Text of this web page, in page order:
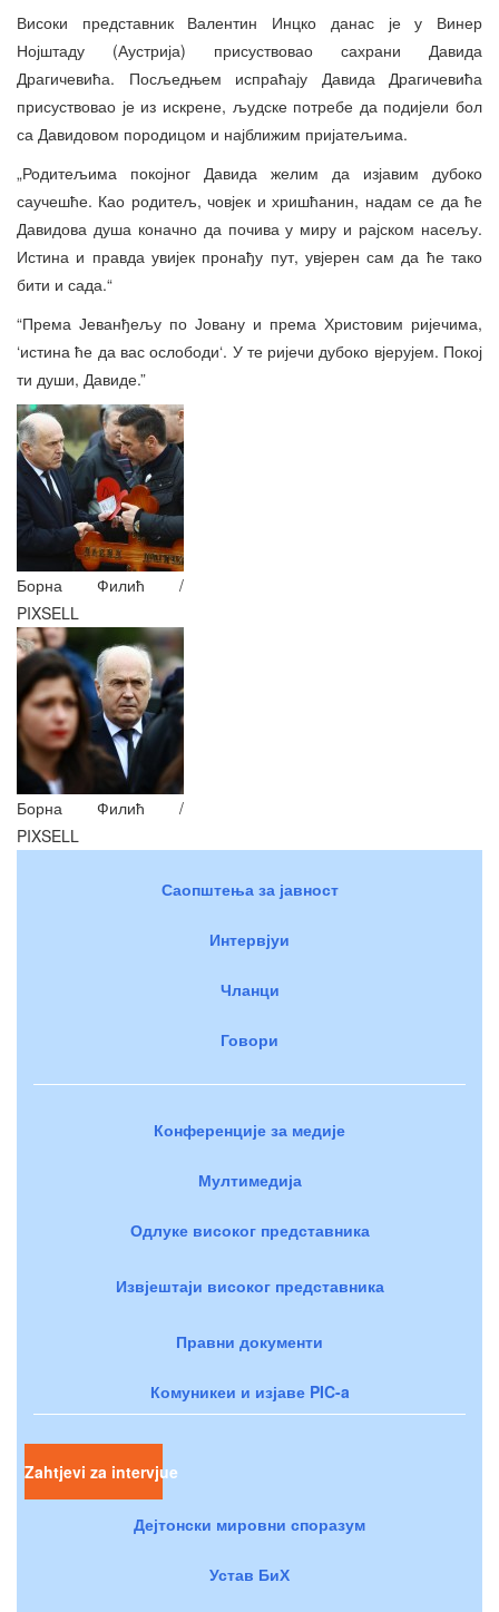
Високи представник Валентин Инцко данас је у Винер
Нојштаду (Аустрија) присуствовао сахрани Давида
Драгичевића. Посљедњем испраћају Давида Драгичевића
присуствовао је из искрене, људске потребе да подијели бол
са Давидовом породицом и најближим пријатељима.
„Родитељима покојног Давида желим да изјавим дубоко
саучешће. Као родитељ, човјек и хришћанин, надам се да ће
Давидова душа коначно да почива у миру и рајском насељу.
Истина и правда увијек пронађу пут, увјерен сам да ће тако
бити и сада.“
“Према Јеванђељу по Јовану и према Христовим ријечима,
‘истина ће да вас ослободи‘. У те ријечи дубоко вјерујем. Покој
ти души, Давиде.”
Борна Филић /
PIXSELL
Борна Филић /
PIXSELL
Саопштења за јавност
Интервјуи
Чланци
Говори
Конференције за медије
Мултимедија
Одлуке високог представника
Извјештаји високог представника
Правни документи
Комуникеи и изјаве PIC-a
Zahtjevi za intervjue
Дејтонски мировни споразум
Устав БиХ